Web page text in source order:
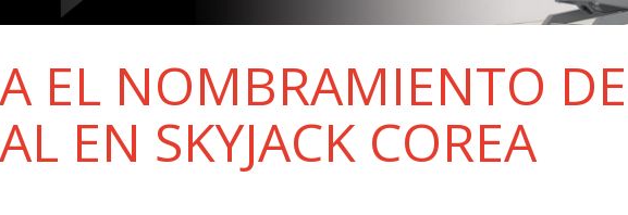
EL NOMBRAMIENTO
EN SKYJACK COREA